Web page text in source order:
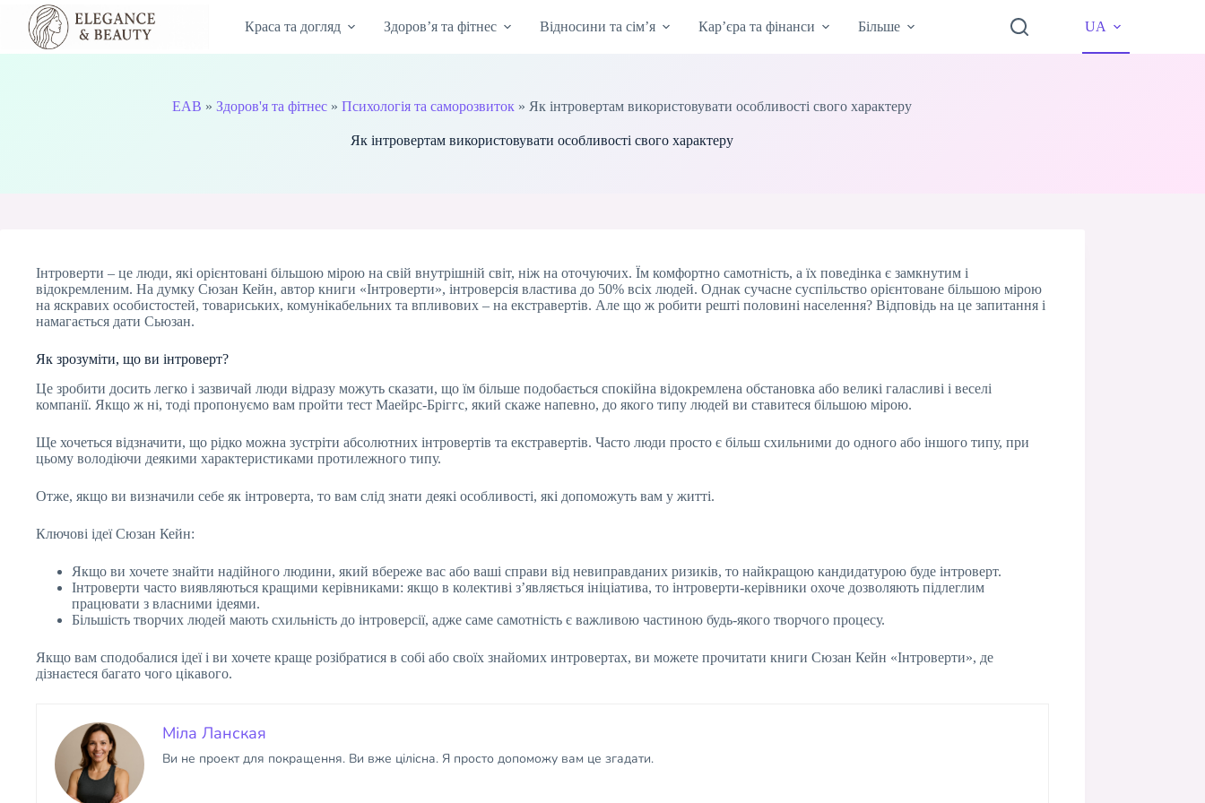
Перейти
вмісту
Краса та догляд Здоров’я та фітнес Відносини та сім’я Кар’єра та фінанси Більше UA
EAB »Здоров'я та фітнес »Психологія та саморозвиток » Як інтровертам використовувати особливості свого характеру
Як інтровертам використовувати особливості свого характеру
Інтроверти – це люди, які орієнтовані більшою мірою на свій внутрішній світ, ніж на оточуючих. Їм комфортно самотність, а їх поведінка є замкнутим і
відокремленим. На думку Сюзан Кейн, автор книги «Інтроверти», інтроверсія властива до 50% всіх людей. Однак сучасне суспільство орієнтоване більшою мірою
на яскравих особистостей, товариських, комунікабельних та впливових – на екстравертів. Але що ж робити решті половині населення? Відповідь на це запитання і
намагається дати Сьюзан.
Як зрозуміти, що ви інтроверт?
Це зробити досить легко і зазвичай люди відразу можуть сказати, що їм більше подобається спокійна відокремлена обстановка або великі галасливі і веселі
компанії. Якщо ж ні, тоді пропонуємо вам пройти тест Маейрс-Бріггс, який скаже напевно, до якого типу людей ви ставитеся більшою мірою.
Ще хочеться відзначити, що рідко можна зустріти абсолютних інтровертів та екстравертів. Часто люди просто є більш схильними до одного або іншого типу, при
цьому володіючи деякими характеристиками протилежного типу.
Отже, якщо ви визначили себе як інтроверта, то вам слід знати деякі особливості, які допоможуть вам у житті.
Ключові ідеї Сюзан Кейн:
Якщо ви хочете знайти надійного людини, який вбереже вас або ваші справи від невиправданих ризиків, то найкращою кандидатурою буде інтроверт.
Інтроверти часто виявляються кращими керівниками: якщо в колективі з’являється ініціатива, то інтроверти-керівники охоче дозволяють підлеглим
працювати з власними ідеями.
Більшість творчих людей мають схильність до інтроверсії, адже саме самотність є важливою частиною будь-якого творчого процесу.
Якщо вам сподобалися ідеї і ви хочете краще розібратися в собі або своїх знайомих интровертах, ви можете прочитати книги Сюзан Кейн «Інтроверти», де
дізнаєтеся багато чого цікавого.
Міла Ланская
Ви не проект для покращення. Ви вже цілісна. Я просто допоможу вам це згадати.